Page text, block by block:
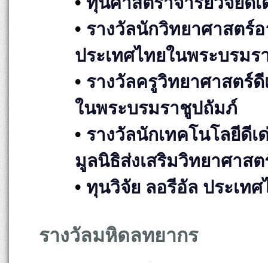
• รางวัลนักวิทยาศาสตร์
ประเทศไทยในพระบรม
• รางวัลครูวิทยาศาสตร์
ในพระบรมราชูปถัมภ์
• รางวัลนักเทคโนโลยีดี
มูลนิธิส่งเสริมวิทยาศาส
• ทุนวิจัย ลอรีอัล ประเท
รางวัลมหิดลทยากร